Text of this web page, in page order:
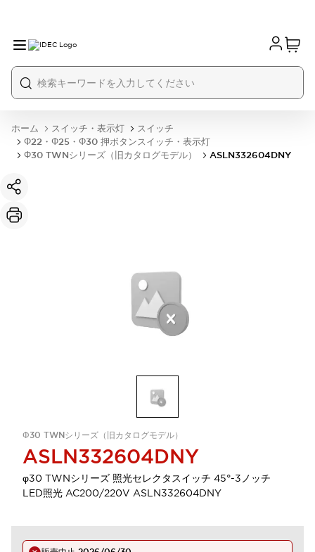
ホーム スイッチ・表示灯
スイッチ
Φ22・Φ25・Φ30 押ボタンスイッチ・表示灯
Φ30 TWNシリーズ（旧カタログモデル）
ASLN332604DNY
Φ30 TWNシリーズ（旧カタログモデル）
ASLN332604DNY
φ30 TWNシリーズ 照光セレクタスイッチ 45°-3ノッチ
LED照光 AC200/220V ASLN332604DNY